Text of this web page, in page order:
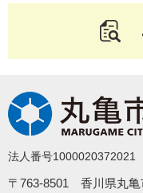
法人番号1000020372021
〒763-8501 香川県丸亀